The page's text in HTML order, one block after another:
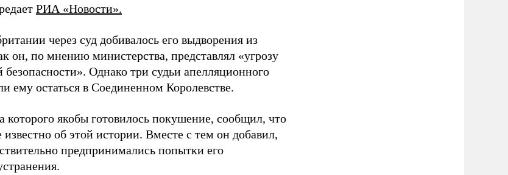
РИА «Новости».
через суд добивалось его выдворения из
он, по мнению министерства, представлял «угрозу
безопасности». Однако три судьи апелляционного
ему остаться в Соединенном Королевстве.
которого якобы готовилось покушение, сообщил, что
известно об этой истории. Вместе с тем он добавил,
предпринимались попытки его